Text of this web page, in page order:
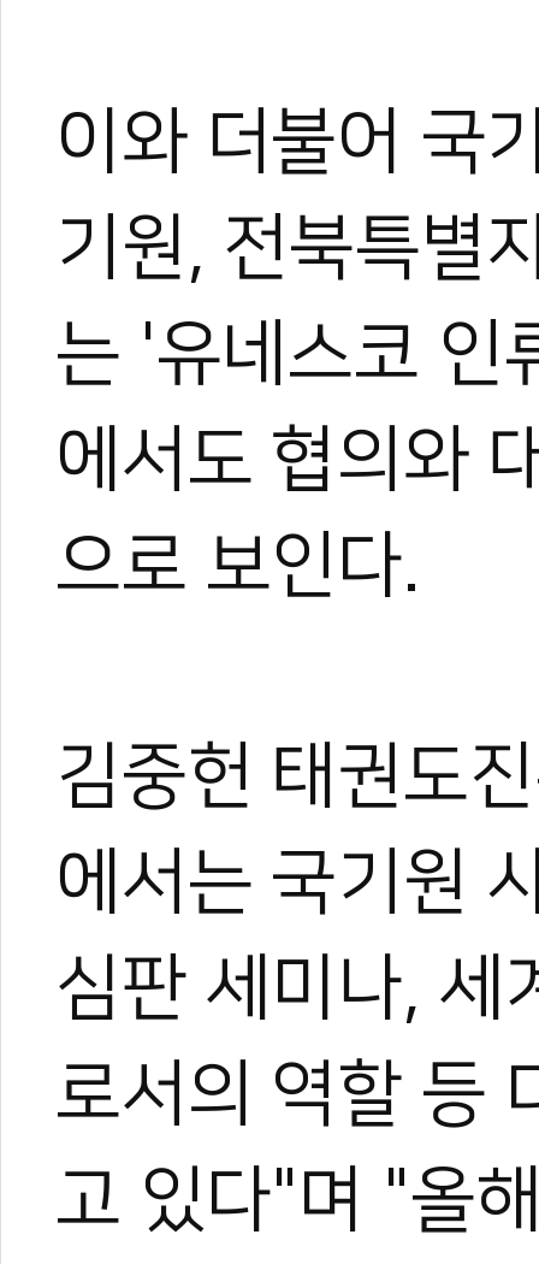
이와 더불어 국
기원, 전북특별
는 '유네스코 인
에서도 협의와
으로 보인다.
김중헌 태권도
에서는 국기원
심판 세미나, 세
로서의 역할 등
고 있다"며 "올
운동을 좋아해 다양한 스
은 특별했다.
대학에서 전공하며 시범단
로 즐겼다.
그러다 우연히 영상 제작에
기 시작했다.
지금은 국내외를 누비며
아직은 미생이지만, 프로페
며 끊임없이 도전한다.